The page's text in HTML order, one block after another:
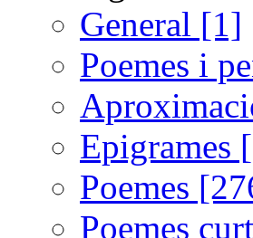
General [1]
Poemes i
Epigrames
Poemes
Poemes